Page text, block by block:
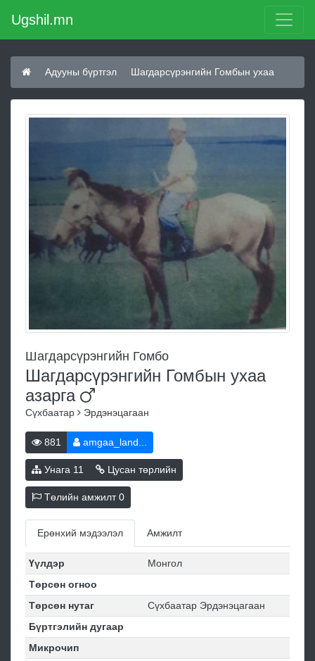
Ugshil.mn
Адууны бүртгэл Шагдарсүрэнгийн Гомбын ухаа
Шагдарсүрэнгийн Гомбо
Шагдарсүрэнгийн Гомбын ухаа
азарга
Сүхбаатар Эрдэнэцагаан
881 amgaa_land...
Унага 11 Цусан төрлийн
Төлийн амжилт0
Ерөнхий мэдээлэл Амжилт
Үүлдэр
Монгол
Төрсөн огноо
Төрсөн нутаг
Сүхбаатар Эрдэнэцагаан
Бүртгэлийн дугаар
Микрочип